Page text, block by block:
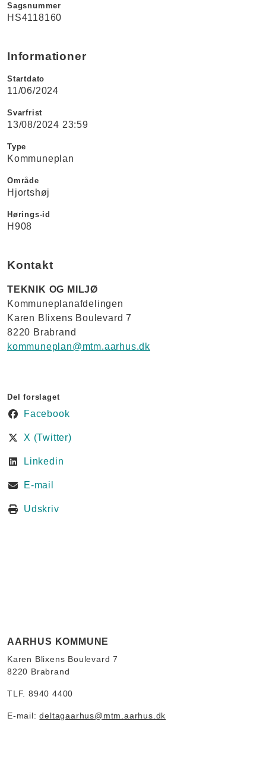
Sagsnummer
HS4118160
Informationer
Startdato
11/06/2024
Svarfrist
13/08/2024 23:59
Type
Kommuneplan
Område
Hjortshøj
Hørings-id
H908
Kontakt
TEKNIK OG MILJØ
Kommuneplanafdelingen
Karen Blixens Boulevard 7
8220 Brabrand
kommuneplan@mtm.aarhus.dk
Del forslaget
Facebook
X (Twitter)
Linkedin
E-mail
Udskriv
AARHUS KOMMUNE
Karen Blixens Boulevard 7
8220 Brabrand
TLF. 8940 4400
E-mail:deltagaarhus@mtm.aarhus.dk